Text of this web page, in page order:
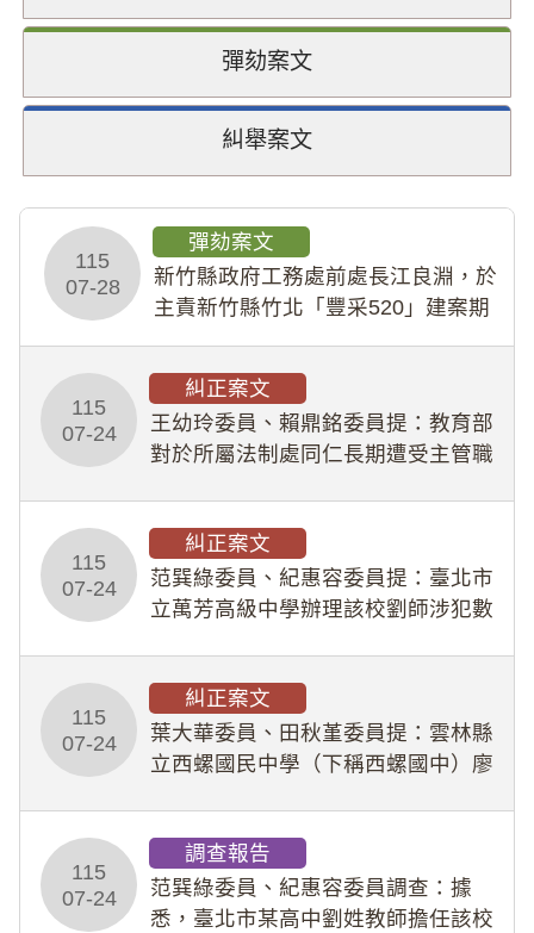
彈劾案文
糾舉案文
115
07-28
彈劾案文
新竹縣政府工務處前處長江良淵，於
主責新竹縣竹北「豐采520」建案期
幣1,483萬餘元，並長期收受建商餽
贈；復罔顧公共安全，圖利默許建商
於停工期間
115
07-24
糾正案文
王幼玲委員、賴鼎銘委員提：教育部
對於所屬法制處同仁長期遭受主管職
人員保障法」及「職業安全衛生法」
所定維護公務人員
115
07-24
糾正案文
范巽綠委員、紀惠容委員提：臺北市
立萬芳高級中學辦理該校劉師涉犯數
業把關與糾錯功能，不僅首份調查報
告漏未審酌師生不
115
07-24
糾正案文
葉大華委員、田秋堇委員提：雲林縣
立西螺國民中學（下稱西螺國中）廖
教羽球隊學生等行為，歷經該校校園
事件處理會議（下
115
07-24
調查報告
范巽綠委員、紀惠容委員調查：據
悉，臺北市某高中劉姓教師擔任該校